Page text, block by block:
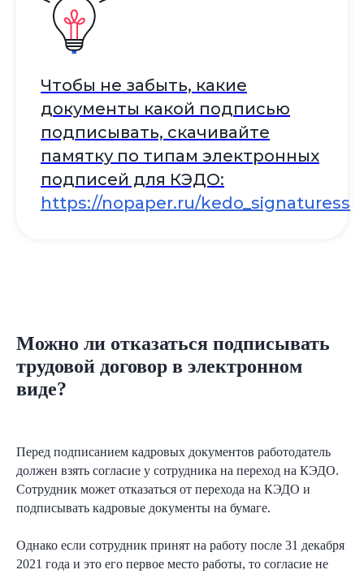
Чтобы не забыть, какие
документы какой подписью
подписывать, скачивайте
памятку по типам электронных
подписей для КЭДО:
https://nopaper.ru/kedo_signaturess
Можно ли отказаться подписывать
трудовой договор в электронном
виде?
Перед подписанием кадровых документов работодатель
должен взять согласие у сотрудника на переход на КЭДО.
Сотрудник может отказаться от перехода на КЭДО и
подписывать кадровые документы на бумаге.
Однако если сотрудник принят на работу после 31 декабря
2021 года и это его первое место работы, то согласие не